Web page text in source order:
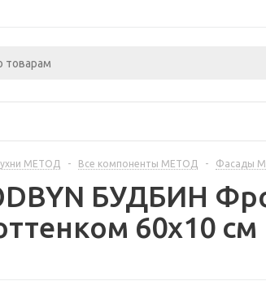
МЕТОД - Все компоненты МЕТОД - Фасады
БУДБИН
60x10 см